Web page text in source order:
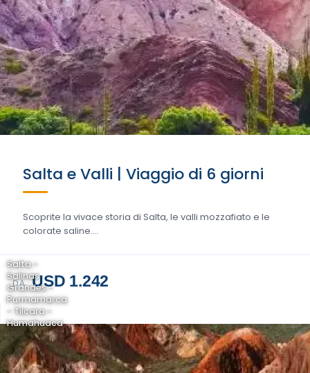
Salta e Valli | Viaggio di 6 giorni
Scoprite la vivace storia di Salta, le valli mozzafiato e le
colorate saline....
DA USD 1.242
Salta -
Salinas
Grandes -
Purmamarca
- Tilcara -
Humahuaca